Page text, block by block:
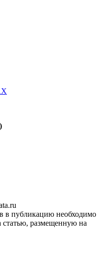
в публикацию необходимо
размещенную на